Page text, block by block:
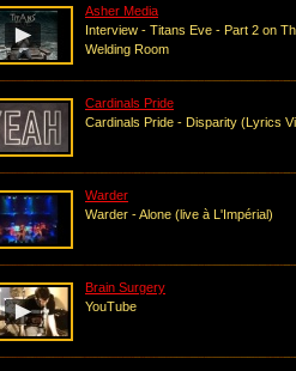
Asher Media
Interview - Titans Eve - Part 2 on
Welding Room
Cardinals Pride
Cardinals Pride - Disparity (Lyrics
Warder
Warder - Alone (live à L'Impérial)
Brain Surgery
YouTube